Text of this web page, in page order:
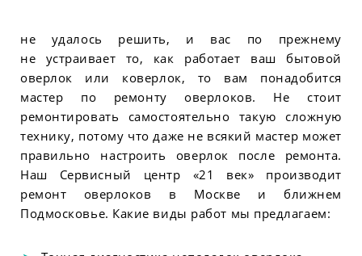
не удалось решить, и вас по прежнему
не устраивает то, как работает ваш бытовой
оверлок или коверлок, то вам понадобится
мастер по ремонту оверлоков. Не стоит
ремонтировать самостоятельно такую сложную
технику, потому что даже не всякий мастер может
правильно настроить оверлок после ремонта.
Наш Сервисный центр «21 век» производит
ремонт оверлоков в Москве и ближнем
Подмосковье. Какие виды работ мы предлагаем: